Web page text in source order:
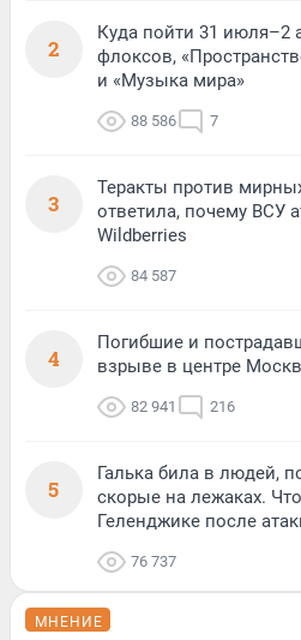
2
Куда пойти 31 июля–2
флоксов,
и «Музыка мира»
88 586 7
3
Теракты против
ответила, почему ВСУ
Wildberries
84 587
4
Погибшие и
взрыве в центре
82 941 216
5
Галька била в людей,
скорые на лежаках.
Геленджике после
76 737
МНЕНИЕ